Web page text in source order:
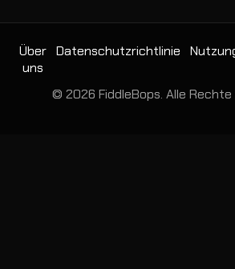
Über
uns
Datenschutzrichtlinie
© 2026 FiddleBops. Alle